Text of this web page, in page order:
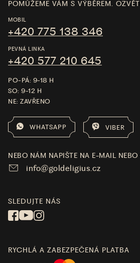
POMŮŽEME VÁM S VÝBĚREM.
MOBIL
+420 775 138 346
PEVNÁ LINKA
+420 577 210 645
PO-PÁ: 9-18 H
SO: 9-12 H
NE: ZAVŘENO
WHATSAPP VIBER
NEBO NÁM NAPIŠTE NA E-MAIL NEBO
info@goldeligius.cz
SLEDUJTE NÁS
RYCHLÁ A ZABEZPEČENÁ PLATBA